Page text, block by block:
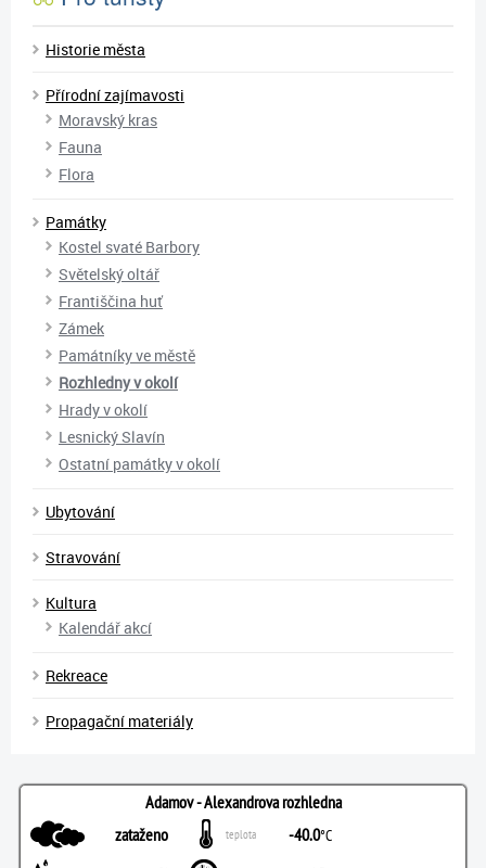
Historie města
Přírodní zajímavosti
Moravský kras
Fauna
Flora
Památky
Kostel svaté Barbory
Světelský oltář
Františčina huť
Zámek
Památníky ve městě
Rozhledny v okolí
Hrady v okolí
Lesnický Slavín
Ostatní památky v okolí
Ubytování
Stravování
Kultura
Kalendář akcí
Rekreace
Propagační materiály